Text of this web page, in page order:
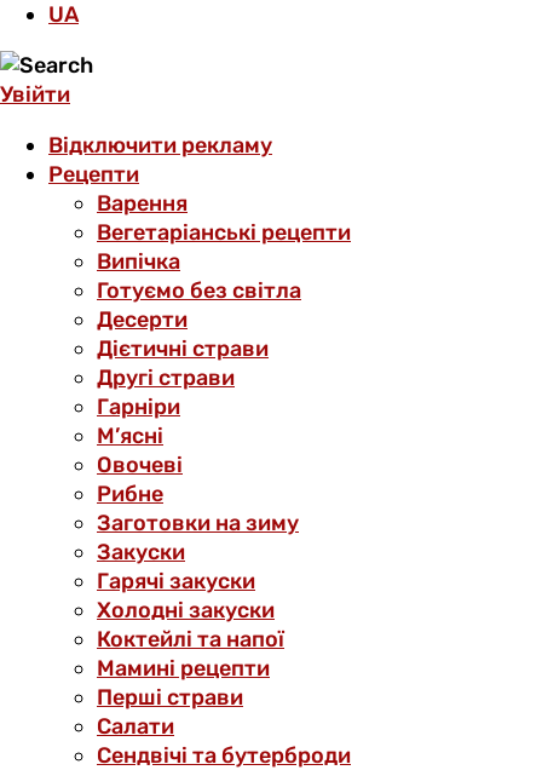
UA
Увійти
Відключити рекламу
Рецепти
Варення
Вегетаріанські рецепти
Випічка
Готуємо без світла
Десерти
Дієтичні страви
Другі страви
Гарніри
М’ясні
Овочеві
Рибне
Заготовки на зиму
Закуски
Гарячі закуски
Холодні закуски
Коктейлі та напої
Мамині рецепти
Перші страви
Салати
Сендвічі та бутерброди